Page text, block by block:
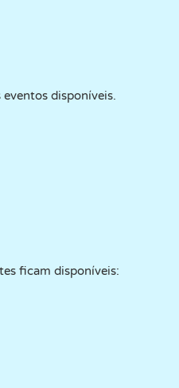
disponíveis.
ficam disponíveis: